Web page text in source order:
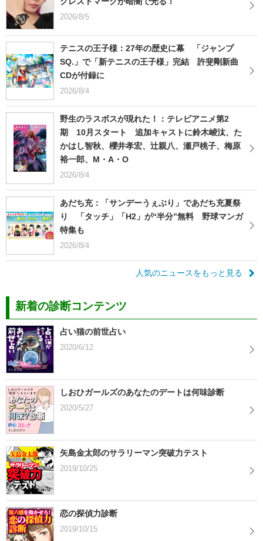
2026/8/5
テニスの王子様：27年の歴史に幕 「ジャンプ
SQ.」で「新テニスの王子様」完結 許斐剛新曲
CDが付録に
2026/8/4
野生のラスボスが現れた！：テレビアニメ第2
期 10月スタート 追加キャストに鈴木崚汰、た
かはし智秋、櫻井孝宏、辻親八、瀬戸桃子、梅原
裕一郎、M・A・O
2026/8/4
あだち充：「サンデーうぇぶり」であだち充夏祭
り 「タッチ」「H2」が“半分”無料 野球マンガ
特集も
2026/8/4
人気のニュースをもっと見る
新着の診断コンテンツ
占い猫の前世占い
2020/6/12
しおひガールズのあなたのデートは何味診断
2020/5/27
矢島金太郎のサラリーマン突破力テスト
2019/10/25
恋の探偵力診断
2019/10/15